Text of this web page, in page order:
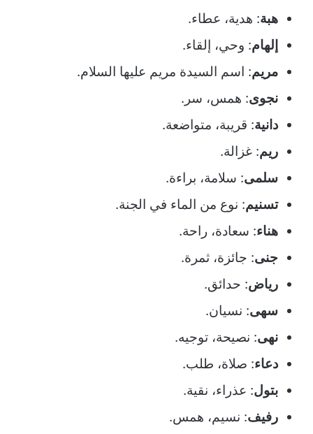
هبة: هدية، عطاء.
إلهام: وحي، إلقاء.
مريم: اسم السيدة مريم عليها السلام.
نجوى: همس، سر.
دانية: قريبة، متواضعة.
ريم: غزالة.
سلمى: سلامة، براءة.
تسنيم: نوع من الماء في الجنة.
هناء: سعادة، راحة.
جنى: جائزة، ثمرة.
رياض: حدائق.
سهى: نسيان.
نهى: نصيحة، توجيه.
دعاء: صلاة، طلب.
بتول: عذراء، نقية.
رفيف: نسيم، همس.